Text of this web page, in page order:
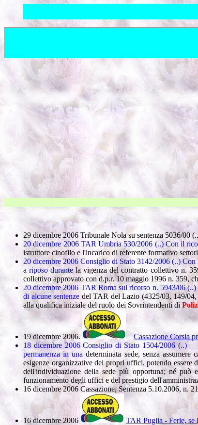
29 dicembre 2006 Tribunale Nola su sentenza 5036/00
20 dicembre 2006 TAR Umbria 530/2006 (..) Con il
istruttore cinofilo e l'incarico di referente formativo
20 dicembre 2006 Consiglio di Stato 3142/2006 (..)Con
a riposo durantela vigenza del contratto collettivo n.
collettivo approvato con d.p.r. 10 maggio 1996 n. 359,
20 dicembre 2006 TAR Roma sul ricorso n. 5943/06
di alcune sentenzedel TAR del Lazio (4325/03, 149/
alla qualifica iniziale del ruolo dei Sovrintendenti di
19 dicembre 2006. Cassazione Corsia
18 dicembre 2006 Consiglio di Stato 1504/2006 (..)
permanenza in unadeterminata sede, senza
esigenze organizzative dei propri uffici, potendo
dell'individuazione della sede più opportuna; né può
funzionamento degli uffici e del prestigio
16 dicembre 2006 Cassazione, Sentenza 5.10.2006, n.
16 dicembre 2006 TAR Puglia - Ferie, se